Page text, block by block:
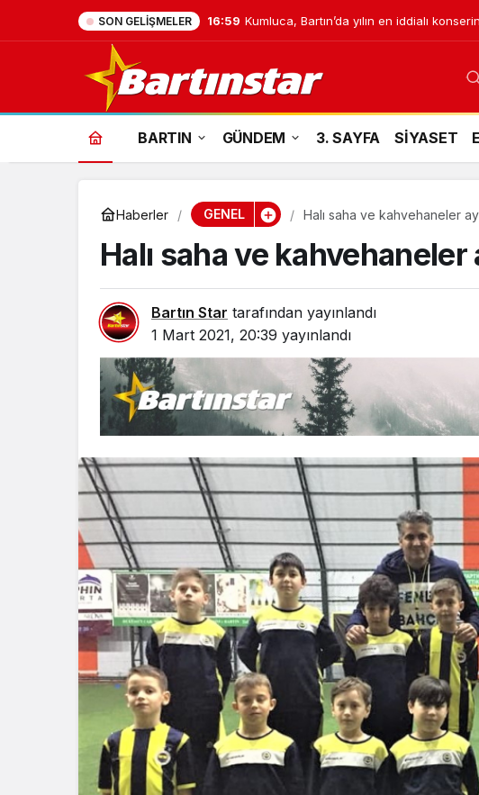
SON GELIŞMELER 16:59 Kumluca, Bartın’da yılın en iddialı
BARTIN GÜNDEM 3. SAYFA SİYASET
Haberler GENEL Halı saha ve kahvehaneler
Halı saha ve kahvehaneler
Bartın Star tarafından yayınlandı
1 Mart 2021, 20:39 yayınlandı